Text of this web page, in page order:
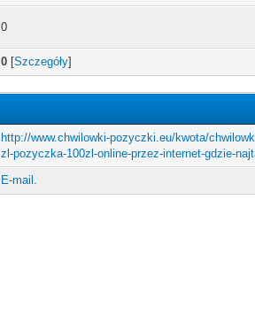
0
0 [Szczegóły]
http://www.chwilowki-pozyczki.eu/kwota/
zl-pozyczka-100zl-online-przez-internet-gdzie-
E-mail.